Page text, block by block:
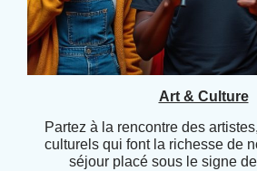
Art & Culture
Partez à la rencontre des
culturels qui font la richesse de
séjour placé sous le signe